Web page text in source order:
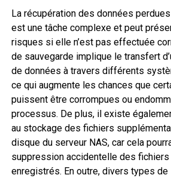
La récupération des données
est une tâche complexe et peut
risques si elle n’est pas effectuée
de sauvegarde implique le transfert
de données à travers différents
ce qui augmente les chances que
puissent être corrompues ou
processus. De plus, il existe
au stockage des fichiers
disque du serveur NAS, car cela
suppression accidentelle des fichiers
enregistrés. En outre, divers types